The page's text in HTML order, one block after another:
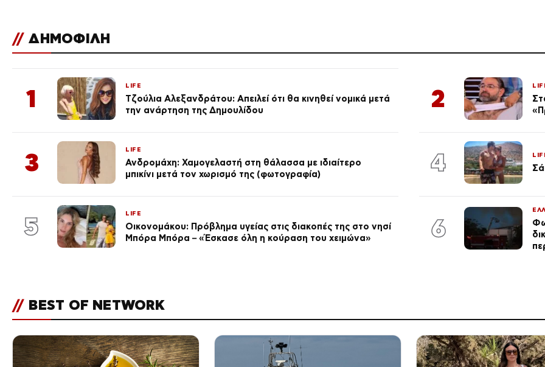
// ΔΗΜΟΦΙΛΗ
1 LIFE
Τζούλια Αλεξανδράτου: Απειλεί ότι θα κινηθεί νομικά μετά
την ανάρτηση της Δημουλίδου
2
3 LIFE
Ανδρομάχη: Χαμογελαστή στη θάλασσα με ιδιαίτερο
μπικίνι μετά τον χωρισμό της (φωτογραφία)
4
5 LIFE
Οικονομάκου: Πρόβλημα υγείας στις διακοπές της στο νησί
Μπόρα Μπόρα – «Έσκασε όλη η κούραση του χειμώνα»
6
// BEST OF NETWORK